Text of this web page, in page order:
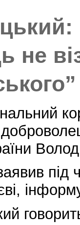
не
під